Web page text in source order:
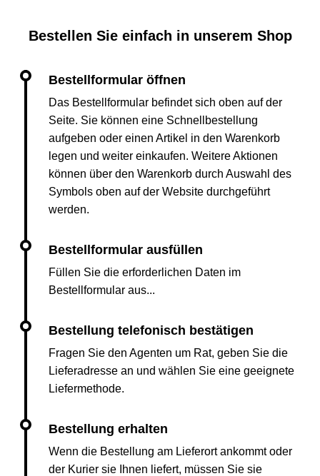
Bestellen Sie einfach in unserem Shop
Das Bestellformular befindet sich oben auf der
Seite. Sie können eine Schnellbestellung
aufgeben oder einen Artikel in den Warenkorb
legen und weiter einkaufen. Weitere Aktionen
können über den Warenkorb durch Auswahl des
Symbols oben auf der Website durchgeführt
werden.
Füllen Sie die erforderlichen Daten im
Bestellformular aus...
Fragen Sie den Agenten um Rat, geben Sie die
Lieferadresse an und wählen Sie eine geeignete
Liefermethode.
Wenn die Bestellung am Lieferort ankommt oder
der Kurier sie Ihnen liefert, müssen Sie sie